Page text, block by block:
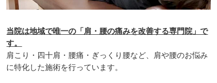
当院は地域で唯一の「肩・腰の痛みを改善する専門院」で
す。
肩こり・四十肩・腰痛・ぎっくり腰など、肩や腰のお悩み
に特化した施術を行っています。